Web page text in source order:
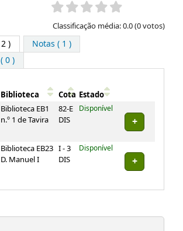
Classificação média: 0.0 (0 votos)
)
Notas ( 1 )
0 )
Biblioteca Cota Estado
Biblioteca EB1
n.º 1 de Tavira
82-E
DIS
Disponível
Biblioteca EB23
D. Manuel I
I - 3
DIS
Disponível